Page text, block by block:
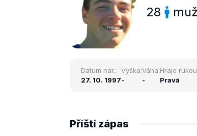
28 muž
Datum nar.:
27. 10. 1997
Výška:
-
Váha:
-
Hraje
Pravá
Příští zápas